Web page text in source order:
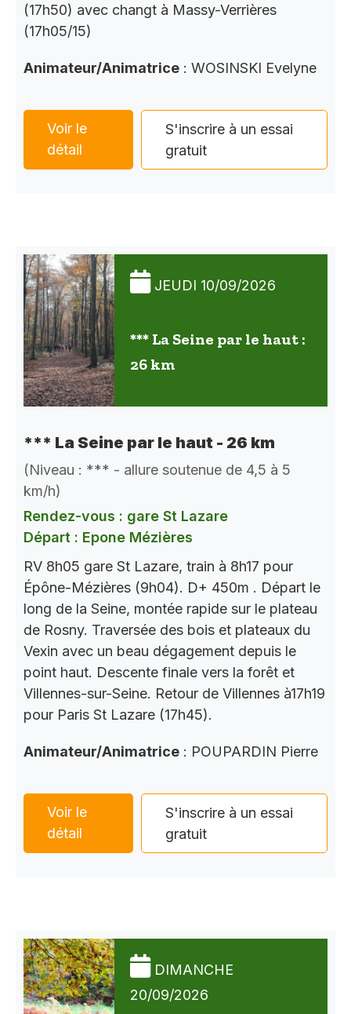
(17h50) avec changt à Massy-Verrières
(17h05/15)
Animateur/Animatrice : WOSINSKI Evelyne
Voir le
détail
S'inscrire à un essai
gratuit
JEUDI 10/09/2026
*** La Seine par le haut :
26 km
*** La Seine par le haut - 26 km
(Niveau : *** - allure soutenue de 4,5 à 5
km/h)
Rendez-vous : gare St Lazare
Départ : Epone Mézières
RV 8h05 gare St Lazare, train à 8h17 pour
Épône-Mézières (9h04). D+ 450m . Départ le
long de la Seine, montée rapide sur le plateau
de Rosny. Traversée des bois et plateaux du
Vexin avec un beau dégagement depuis le
point haut. Descente finale vers la forêt et
Villennes-sur-Seine. Retour de Villennes à17h19
pour Paris St Lazare (17h45).
Animateur/Animatrice : POUPARDIN Pierre
Voir le
détail
S'inscrire à un essai
gratuit
DIMANCHE
20/09/2026